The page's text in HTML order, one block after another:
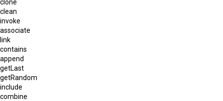
clone
clean
invoke
associate
link
contains
append
getLast
getRandom
include
combine